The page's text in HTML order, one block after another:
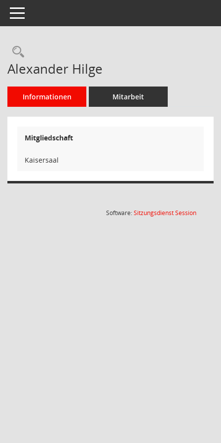
Toggle navigation
Rechercheauswahl
Alexander Hilge
Informationen Mitarbeit
Mitgliedschaft
Kaisersaal
Software:SitzungsdienstSession(Wird in